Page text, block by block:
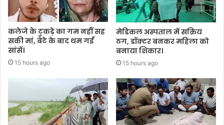
कलेजे के टुकड़े का गम नहीं सह
सकी मां, बेटे के बाद थम गईं
सांसें।
15 hours ago
मेडिकल अस्पताल में सक्रिय
ठग, डॉक्टर बनकर महिला को
बनाया शिकार।
15 hours ago